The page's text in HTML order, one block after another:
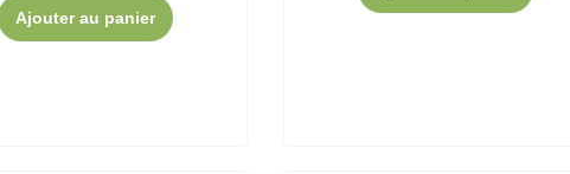
Ajouter au panier